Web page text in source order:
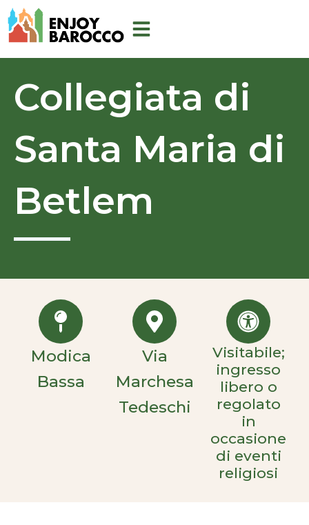
Vai
al
Collegiata di
Santa Maria di
Betlem
Modica
Bassa
Via
Marchesa
Tedeschi
Visitabile;
ingresso
libero o
regolato
in
occasione
di eventi
religiosi